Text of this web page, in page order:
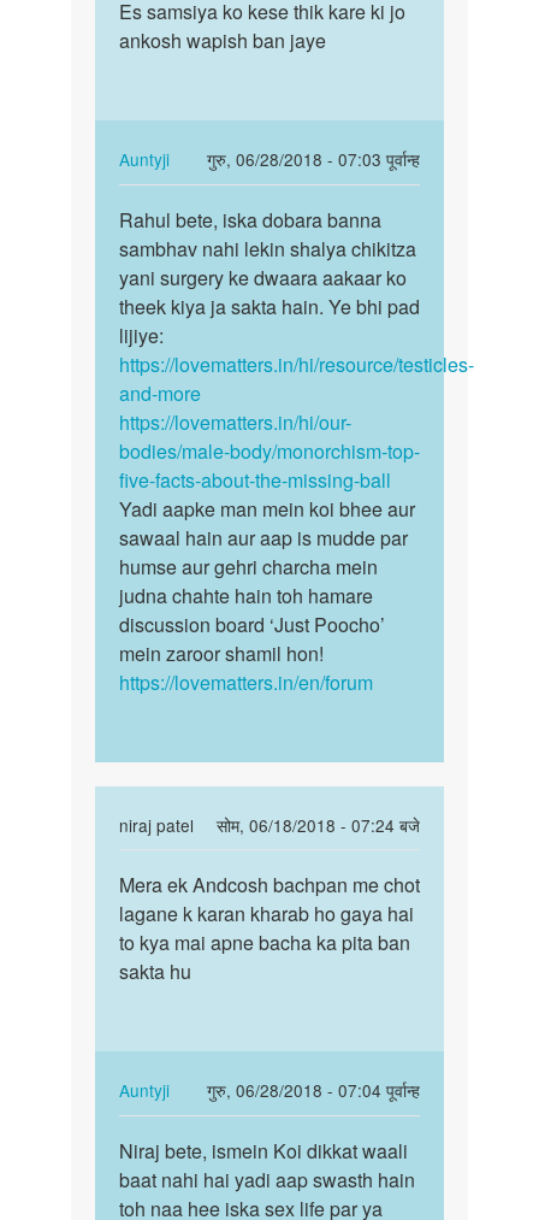
Auntyji
to
चिंता
बेटे.
एक…
by
Auntyji
Es
samsiya
thik…
Es samsiya ko kese thik kare ki jo
ankosh wapish ban jaye
Auntyji
गुरु, 06/28/2018 - 07:03 पूर्वान्ह
In
reply
to
Es
samsiya
ko
thik…
by
Rahul
patel
Rahul
bete,
iska
dobara…
Rahul bete, iska dobara banna
sambhav nahi lekin shalya chikitza
yani surgery ke dwaara aakaar ko
theek kiya ja sakta hain. Ye bhi pad
lijiye:
https://lovematters.in/hi/resource/testicles-
and-more
https://lovematters.in/hi/our-
bodies/male-body/monorchism-top-
five-facts-about-the-missing-ball
Yadi aapke man mein koi bhee aur
sawaal hain aur aap is mudde par
humse aur gehri charcha mein
judna chahte hain toh hamare
discussion board ‘Just Poocho’
mein zaroor shamil hon!
https://lovematters.in/en/forum
niraj patel
सोम, 06/18/2018 - 07:24 बजे
reply
to
चिंता
मत
by
Auntyji
Mera
ek
Andcosh
bachpan
Mera ek Andcosh bachpan me chot
lagane k karan kharab ho gaya hai
to kya mai apne bacha ka pita ban
sakta hu
Auntyji
गुरु, 06/28/2018 - 07:04 पूर्वान्ह
In
reply
to
Mera
ek
Niraj
bete,
ismein
Niraj bete, ismein Koi dikkat waali
baat nahi hai yadi aap swasth hain
toh naa hee iska sex life par ya